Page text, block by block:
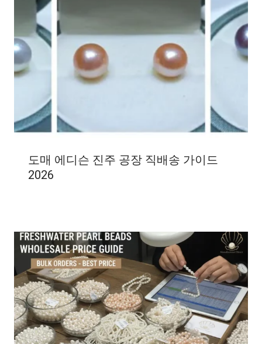
도매 에디슨 진주 공장 직배송 가이드
2026